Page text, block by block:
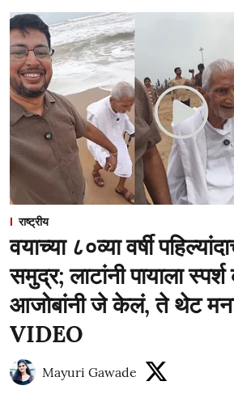
राष्ट्रीय
वयाच्या ८०व्या वर्षी
समुद्र; लाटांनी पायाला
आजोबांनी जे केलं, ते थेट
VIDEO
Mayuri Gawade